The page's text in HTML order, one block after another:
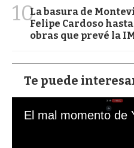
10La basura de
Felipe Cardoso
obras que prevé la
Te puede